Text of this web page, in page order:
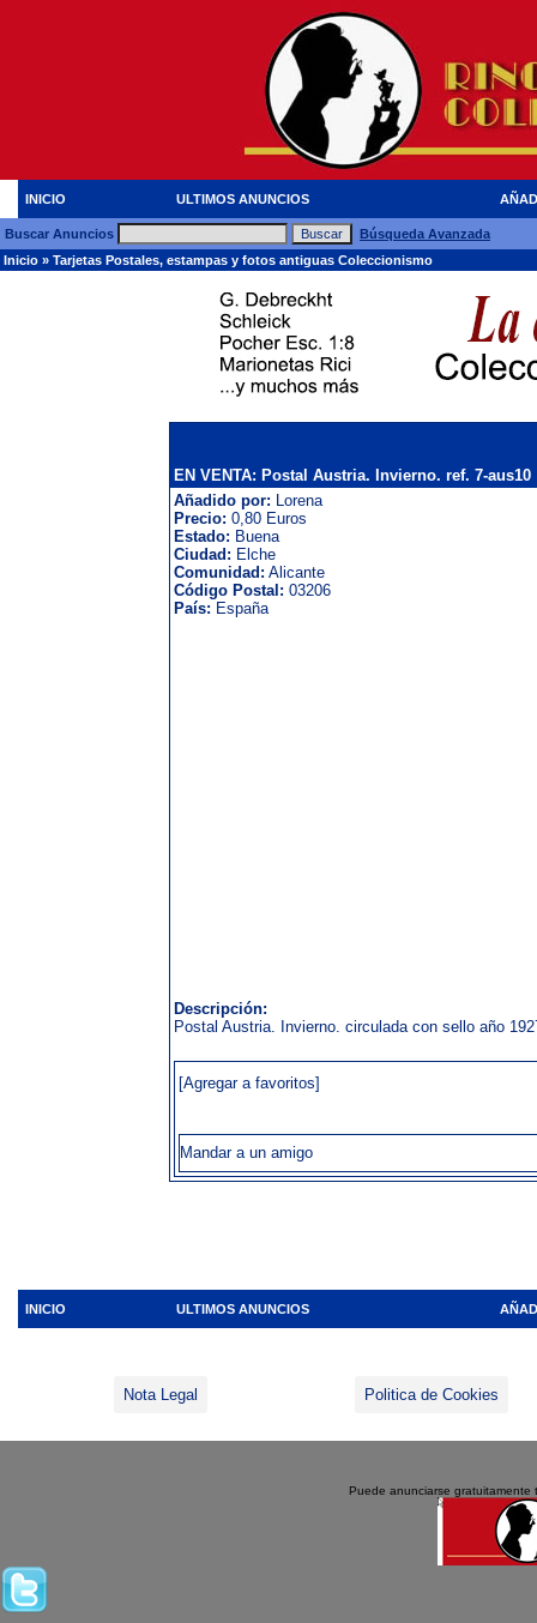
INICIO ULTIMOS ANUNCIOS
Buscar Anuncios
Búsqueda Avanzada
Inicio » Tarjetas Postales, estampas y fotos antiguas Coleccionismo
EN VENTA: Postal Austria. Invierno. ref. 7-aus10
Añadido por: Lorena
Precio: 0,80 Euros
Estado: Buena
Ciudad: Elche
Comunidad: Alicante
Código Postal: 03206
País: España
Descripción:
Postal Austria. Invierno. circulada con sello año
[Agregar a favoritos]
Mandar a un amigo
INICIO ULTIMOS ANUNCIOS
Nota Legal Politica de Cookies
Puede anunciarse